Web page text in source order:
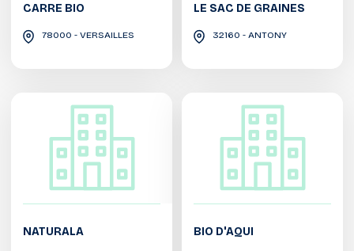
CARRE BIO
78000 - VERSAILLES
LE SAC DE GRAINES
32160 - ANTONY
NATURALA BIO D'AQUI